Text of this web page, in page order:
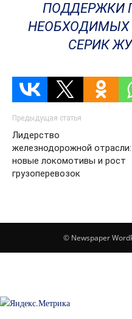
ПОДДЕРЖКИ
НЕОБХОДИМЫХ
СЕРИК
Предыдущая статья
Лидерство
железнодорожной отрасли:
новые локомотивы и рост
грузоперевозок
© Newspaper